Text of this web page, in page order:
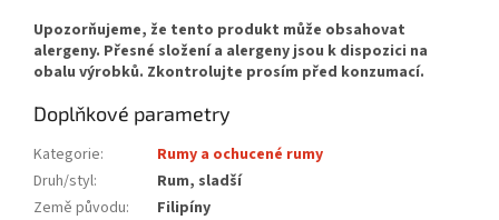
Doplňkové parametry
Kategorie:
Rumy a ochucené rumy
Druh/styl:
Rum, sladší
Země původu:
Filipíny